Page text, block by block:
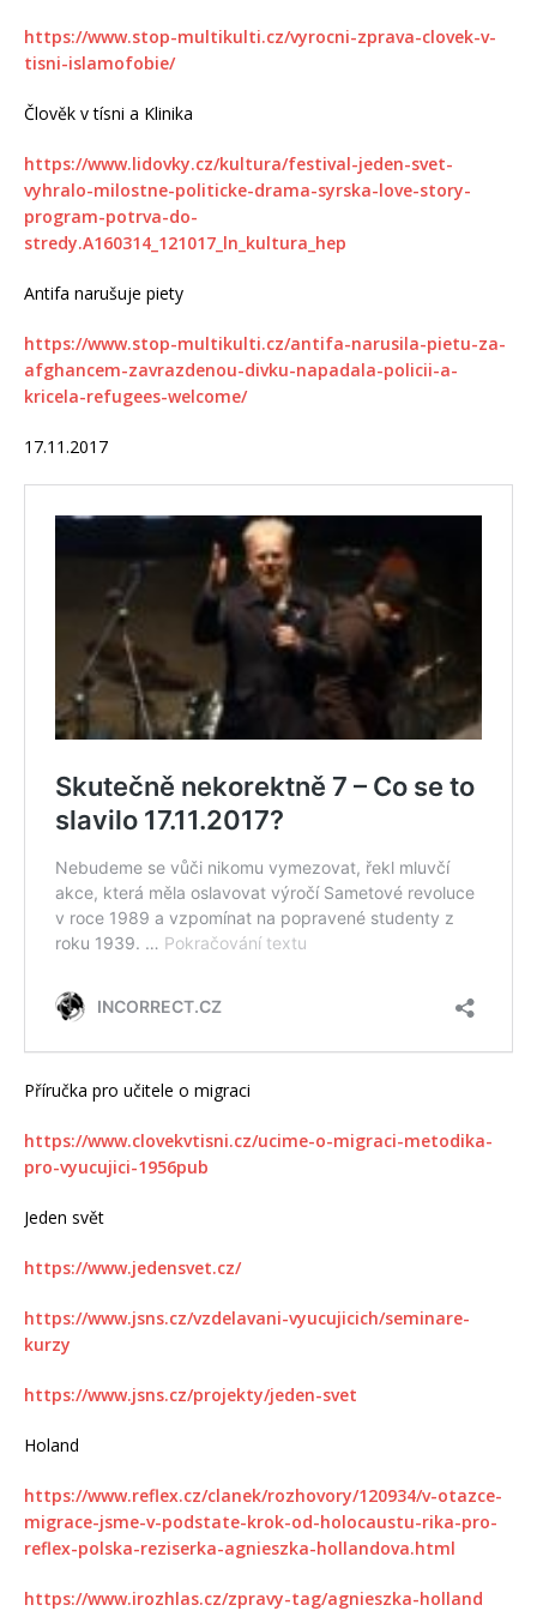
https://www.stop-multikulti.cz/vyrocni-zprava-clovek-v-
tisni-islamofobie/
Člověk v tísni a Klinika
https://www.lidovky.cz/kultura/festival-jeden-svet-
vyhralo-milostne-politicke-drama-syrska-love-story-
program-potrva-do-
stredy.A160314_121017_ln_kultura_hep
Antifa narušuje piety
https://www.stop-multikulti.cz/antifa-narusila-pietu-za-
afghancem-zavrazdenou-divku-napadala-policii-a-
kricela-refugees-welcome/
17.11.2017
Příručka pro učitele o migraci
https://www.clovekvtisni.cz/ucime-o-migraci-metodika-
pro-vyucujici-1956pub
Jeden svět
https://www.jedensvet.cz/
https://www.jsns.cz/vzdelavani-vyucujicich/seminare-
kurzy
https://www.jsns.cz/projekty/jeden-svet
Holand
https://www.reflex.cz/clanek/rozhovory/120934/v-otazce-
migrace-jsme-v-podstate-krok-od-holocaustu-rika-pro-
reflex-polska-reziserka-agnieszka-hollandova.html
https://www.irozhlas.cz/zpravy-tag/agnieszka-holland